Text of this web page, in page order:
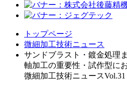
トップページ
微細加工技術ニュース
サンドブラスト・鍍金処理
軸加工の重要性・試作型に
微細加工技術ニュースVol.31